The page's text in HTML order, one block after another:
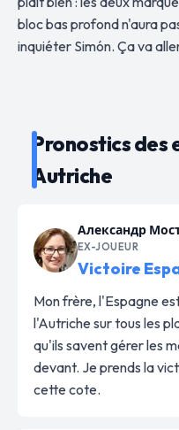
bloc bas profond n'aura
inquiéter Simón. Ça va
Pronostics des
Autriche
Александр
EX-JOUEUR
Victoire
Mon frère, l'Espagne
l'Autriche sur tous les
qu'ils savent gérer les
devant. Je prends la
cette cote.